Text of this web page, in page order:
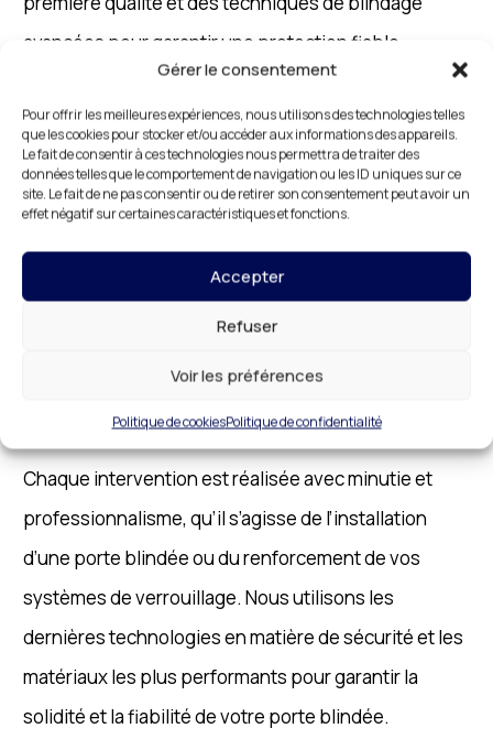
Gérer le consentement
Pour offrir les meilleures expériences, nous utilisons des technologies telles
que les cookies pour stocker et/ou accéder aux informations des appareils.
Le fait de consentir à ces technologies nous permettra de traiter des
données telles que le comportement de navigation ou les ID uniques sur ce
site. Le fait de ne pas consentir ou de retirer son consentement peut avoir un
effet négatif sur certaines caractéristiques et fonctions.
Accepter
Refuser
Voir les préférences
Politique de cookiesPolitique de confidentialité
avancées pour garantir une protection fiable,
durable et efficace contre les intrusions.
Artisan de Blindage de Porte
Savoir-Faire
notre savoir-faire au service de votre sécurité.
Chaque intervention est réalisée avec minutie et
professionnalisme, qu’il s’agisse de l’installation
d’une porte blindée ou du renforcement de vos
systèmes de verrouillage. Nous utilisons les
dernières technologies en matière de sécurité et les
matériaux les plus performants pour garantir la
solidité et la fiabilité de votre porte blindée.